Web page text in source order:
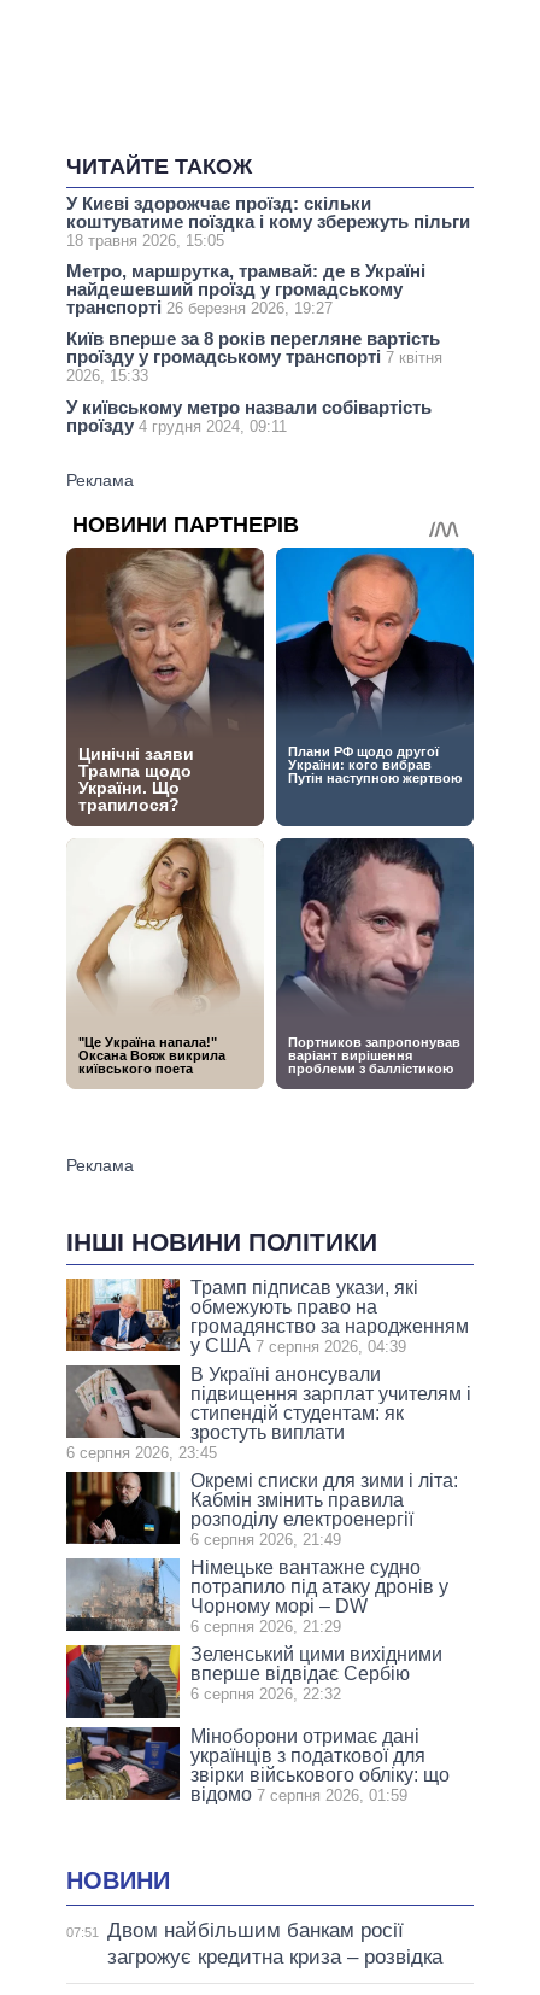
ЧИТАЙТЕ ТАКОЖ
У Києві здорожчає проїзд: скільки
коштуватиме поїздка і кому збережуть пільги
18 травня 2026, 15:05
Метро, маршрутка, трамвай: де в Україні
найдешевший проїзд у громадському
транспорті 26 березня 2026, 19:27
Київ вперше за 8 років перегляне вартість
проїзду у громадському транспорті 7 квітня
2026, 15:33
У київському метро назвали собівартість
проїзду 4 грудня 2024, 09:11
ІНШІ НОВИНИ ПОЛІТИКИ
Трамп підписав укази, які
обмежують право на
громадянство за народженням
у США 7 серпня 2026, 04:39
В Україні анонсували
підвищення зарплат учителям і
стипендій студентам: як
зростуть виплати
6 серпня 2026, 23:45
Окремі списки для зими і літа:
Кабмін змінить правила
розподілу електроенергії
6 серпня 2026, 21:49
Німецьке вантажне судно
потрапило під атаку дронів у
Чорному морі – DW
6 серпня 2026, 21:29
Зеленський цими вихідними
вперше відвідає Сербію
6 серпня 2026, 22:32
Міноборони отримає дані
українців з податкової для
звірки військового обліку: що
відомо 7 серпня 2026, 01:59
НОВИНИ
07:51
Двом найбільшим банкам росії
загрожує кредитна криза – розвідка